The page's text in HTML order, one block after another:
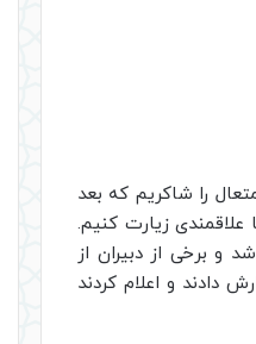
را شاکریم که بعد
علاقمندی زیارت کنیم.
و برخی از دبیران از
دادند و اعلام کردند